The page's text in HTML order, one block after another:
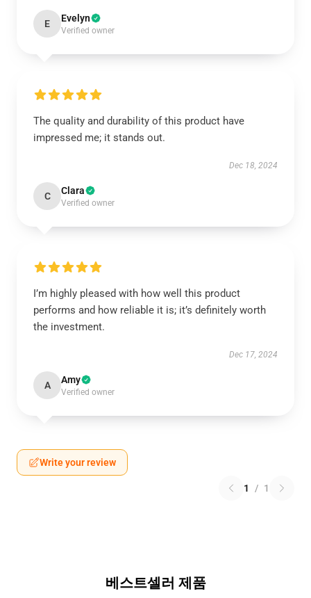
E Evelyn
Verified owner
The quality and durability of this product have
impressed me; it stands out.
Dec 18, 2024
C Clara
Verified owner
I’m highly pleased with how well this product
performs and how reliable it is; it’s definitely worth
the investment.
Dec 17, 2024
A Amy
Verified owner
Write your review
1 / 1
베스트셀러 제품